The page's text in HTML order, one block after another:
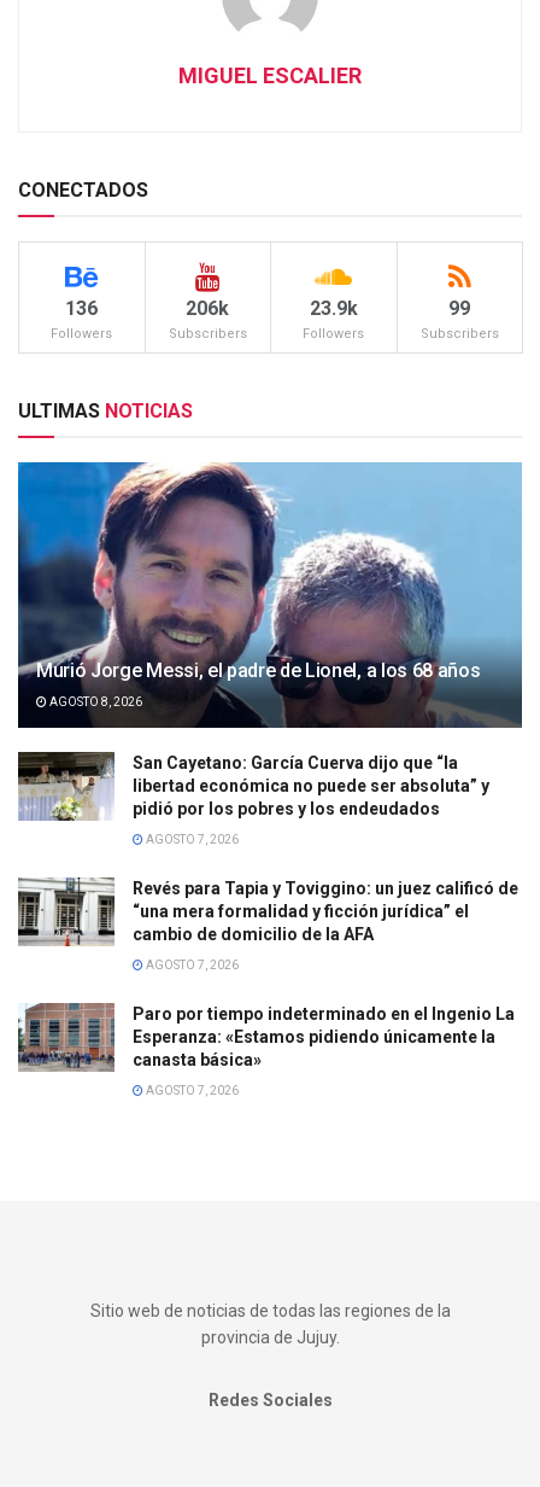
MIGUEL ESCALIER
CONECTADOS
136
Followers
206k
Subscribers
23.9k
Followers
99
Subscribers
ULTIMAS NOTICIAS
Murió Jorge Messi, el padre de Lionel, a los 68 años
AGOSTO 8, 2026
San Cayetano: García Cuerva dijo que “la
libertad económica no puede ser absoluta” y
pidió por los pobres y los endeudados
AGOSTO 7, 2026
Revés para Tapia y Toviggino: un juez calificó de
“una mera formalidad y ficción jurídica” el
cambio de domicilio de la AFA
AGOSTO 7, 2026
Paro por tiempo indeterminado en el Ingenio La
Esperanza: «Estamos pidiendo únicamente la
canasta básica»
AGOSTO 7, 2026
Sitio web de noticias de todas las regiones de la
provincia de Jujuy.
Redes Sociales